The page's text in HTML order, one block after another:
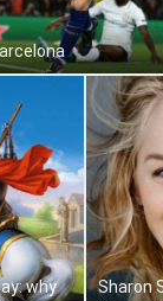
why
Sharon